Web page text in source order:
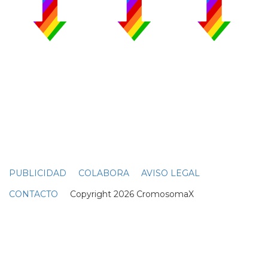
PUBLICIDAD COLABORA
AVISO LEGAL
CONTACTO Copyright 2026 CromosomaX